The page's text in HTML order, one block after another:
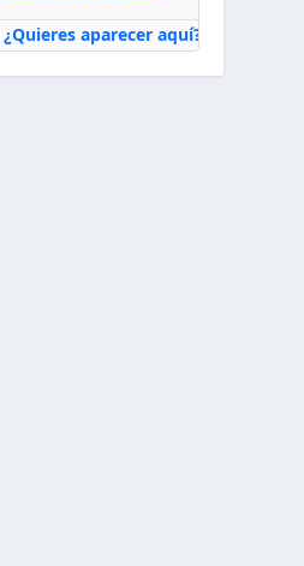
¿Quieres aparecer aquí?